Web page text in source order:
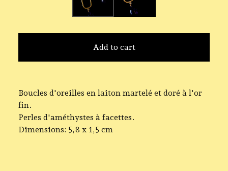
Add to cart
Boucles d'oreilles en laiton martelé et doré à l'or
fin.
Perles d'améthystes à facettes.
Dimensions: 5,8 x 1,5 cm